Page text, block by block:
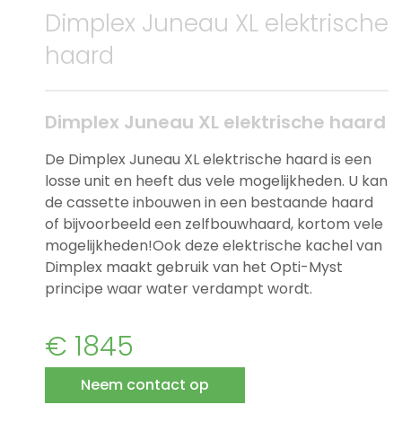
Dimplex Juneau XL elektrische
haard
Dimplex Juneau XL elektrische haard
De Dimplex Juneau XL elektrische haard is een
losse unit en heeft dus vele mogelijkheden. U kan
de cassette inbouwen in een bestaande haard
of bijvoorbeeld een zelfbouwhaard, kortom vele
mogelijkheden!Ook deze elektrische kachel van
Dimplex maakt gebruik van het Opti-Myst
principe waar water verdampt wordt.
€ 1845
Neem contact op